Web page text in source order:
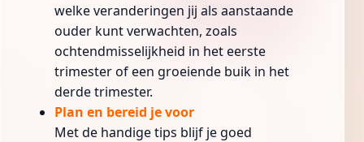
welke veranderingen jij als aanstaande
ouder kunt verwachten, zoals
ochtendmisselijkheid in het eerste
trimester of een groeiende buik in het
derde trimester.
Plan en bereid je voor
Met de handige tips blijf je goed